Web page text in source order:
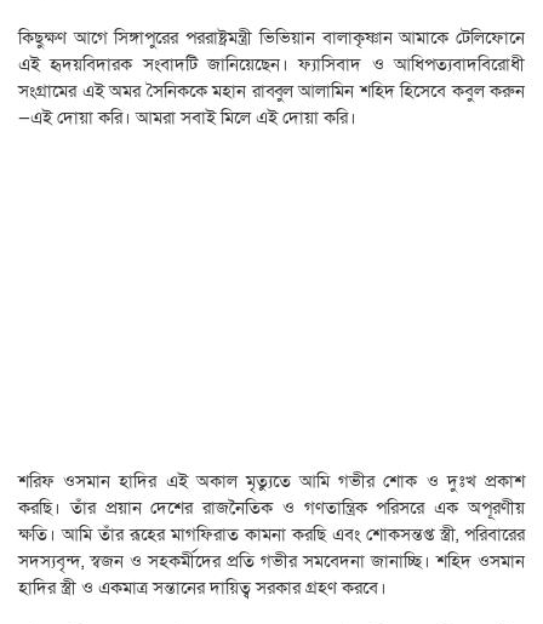
কিছুক্ষণ আগে সিঙ্গাপুরের পররাষ্ট্রমন্ত্রী ভিভিয়ান বালাকৃষ্ণান আমাকে টেলিফোনে
এই হৃদয়বিদারক সংবাদটি জানিয়েছেন। ফ্যাসিবাদ ও আধিপত্যবাদবিরোধী
সংগ্রামের এই অমর সৈনিককে মহান রাব্বুল আলামিন শহিদ হিসেবে কবুল করুন
—এই দোয়া করি। আমরা সবাই মিলে এই দোয়া করি।
শরিফ ওসমান হাদির এই অকাল মৃত্যুতে আমি গভীর শোক ও দুঃখ প্রকাশ
করছি। তাঁর প্রয়ান দেশের রাজনৈতিক ও গণতান্ত্রিক পরিসরে এক অপূরণীয়
ক্ষতি। আমি তাঁর রূহের মাগফিরাত কামনা করছি এবং শোকসন্তপ্ত স্ত্রী, পরিবারের
সদস্যবৃন্দ, স্বজন ও সহকর্মীদের প্রতি গভীর সমবেদনা জানাচ্ছি। শহিদ ওসমান
হাদির স্ত্রী ও একমাত্র সন্তানের দায়িত্ব সরকার গ্রহণ করবে।